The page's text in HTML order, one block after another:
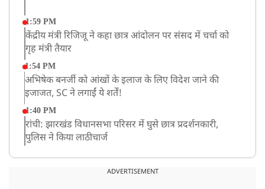
1:59 PM
केंद्रीय मंत्री रिजिजू ने कहा छात्र आंदोलन पर संसद में चर्चा को
गृह मंत्री तैयार
1:54 PM
अभिषेक बनर्जी को आंखों के इलाज के लिए विदेश जाने की
इजाजत, SC ने लगाईं ये शर्तें!
1:40 PM
रांची: झारखंड विधानसभा परिसर में घुसे छात्र प्रदर्शनकारी,
पुलिस ने किया लाठीचार्ज
संसद में फिर हंगामा, कार्यवाही स्थगित, नहीं चल सका प्रश्नकाल
ADVERTISEMENT